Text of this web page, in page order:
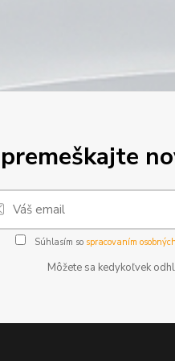
Súhlasím so spracovaním
Môžete sa kedykoľvek